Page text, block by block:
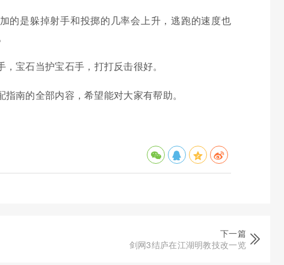
的是躲掉射手和投掷的几率会上升，逃跑的速度也
，宝石当护宝石手，打打反击很好。
南的全部内容，希望能对大家有帮助。
下一篇
剑网3结庐在江湖明教技改一览